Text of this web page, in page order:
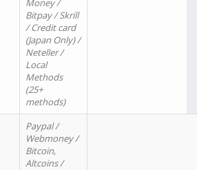
Money /
Bitpay / Skrill
/ Credit card
(Japan Only) /
Neteller /
Local
Methods
(25+
methods)
Paypal /
Webmoney /
Bitcoin,
Altcoins /